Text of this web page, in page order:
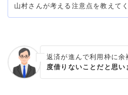
山村さんが考える注意点を教えてく
返済が進んで利用枠に
度借りないことだと思い